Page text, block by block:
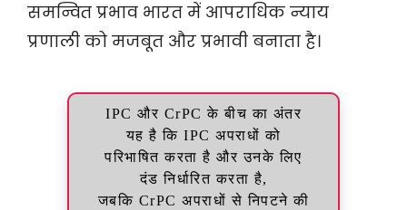
समन्वित प्रभाव भारत में आपराधिक न्याय
प्रणाली को मजबूत और प्रभावी बनाता है।
IPC और CrPC के बीच का अंतर
यह है कि IPC अपराधों को
परिभाषित करता है और उनके लिए
दंड निर्धारित करता है,
जबकि CrPC अपराधों से निपटने की